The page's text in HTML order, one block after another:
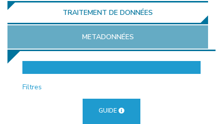
AJOUTER
TRAITEMENT DE DONNÉES
METADONNÉES
Filtres
GUIDE